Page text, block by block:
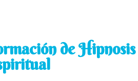
de Hipnosis